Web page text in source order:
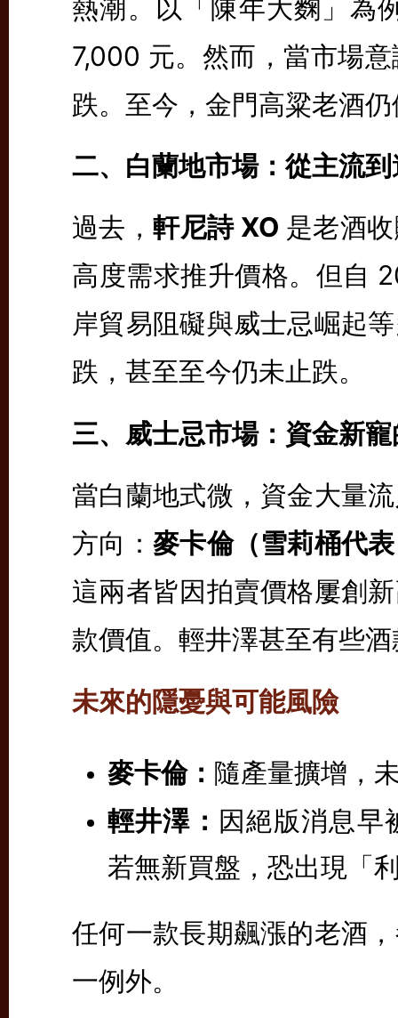
熱潮。以「陳年大麴」為
7,000 元。然而，當市場
跌。至今，金門高粱老酒
二、白蘭地市場：從主流
過去，軒尼詩 XO 是老酒
高度需求推升價格。但自
岸貿易阻礙與威士忌崛起
跌，甚至至今仍未止跌。
三、威士忌市場：資金新
當白蘭地式微，資金大量
方向： 麥卡倫（雪莉桶代
這兩者皆因拍賣價格屢創
款價值。輕井澤甚至有些
未來的隱憂與可能風險
麥卡倫： 隨產量擴增，
輕井澤： 因絕版消息早
若無新買盤，恐出現「
任何一款長期飆漲的老酒
一例外。